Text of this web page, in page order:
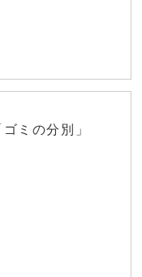
ミの分別」